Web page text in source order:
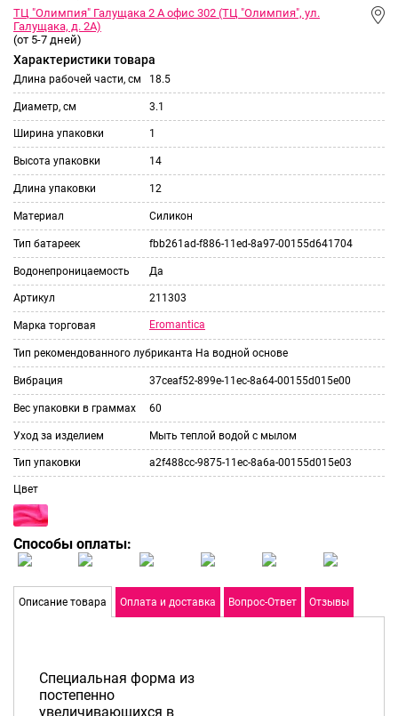
ТЦ "Олимпия" Галущака 2 А офис 302 (ТЦ "Олимпия", ул.
Галущака, д. 2А)
(от 5-7 дней)
Характеристики товара
Длина рабочей части, см 18.5
Диаметр, см 3.1
Ширина упаковки 1
Высота упаковки 14
Длина упаковки 12
Материал Силикон
Тип батареек fbb261ad-f886-11ed-8a97-00155d641704
Водонепроницаемость Да
Артикул 211303
Марка торговая Eromantica
Тип рекомендованного лубриканта На водной основе
Вибрация 37ceaf52-899e-11ec-8a64-00155d015e00
Вес упаковки в граммах 60
Уход за изделием Мыть теплой водой с мылом
Тип упаковки a2f488cc-9875-11ec-8a6a-00155d015e03
Цвет
Способы оплаты:
Описание товара Оплата и доставка Вопрос-Ответ Отзывы
Специальная форма из
постепенно
увеличивающихся в